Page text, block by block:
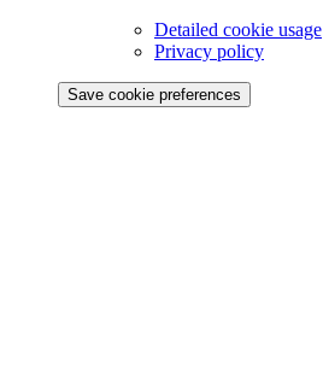
Detailed cookie usage
Privacy policy
Save cookie preferences